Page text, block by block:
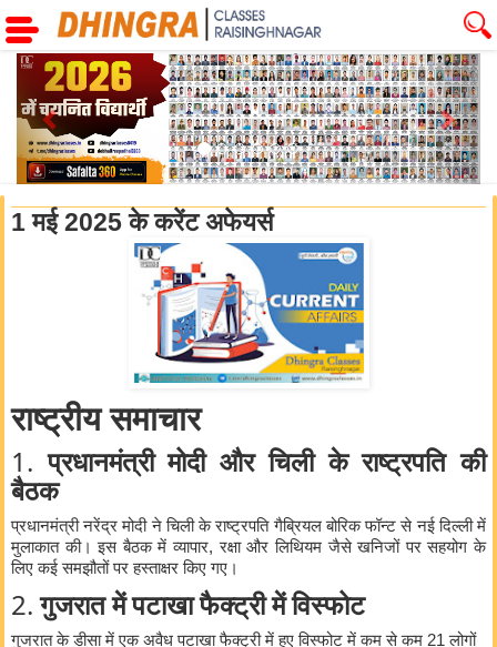
Previous Next
1 मई 2025 के करेंट अफेयर्स
राष्ट्रीय समाचार
1.प्रधानमंत्री मोदी और चिली के राष्ट्रपति की
बैठक
प्रधानमंत्री नरेंद्र मोदी ने चिली के राष्ट्रपति गैब्रियल बोरिक फॉन्ट से नई दिल्ली में
मुलाकात की। इस बैठक में व्यापार, रक्षा और लिथियम जैसे खनिजों पर सहयोग के
लिए कई समझौतों पर हस्ताक्षर किए गए।
2.गुजरात में पटाखा फैक्ट्री में विस्फोट
गुजरात के डीसा में एक अवैध पटाखा फैक्ट्री में हुए विस्फोट में कम से कम 21 लोगों